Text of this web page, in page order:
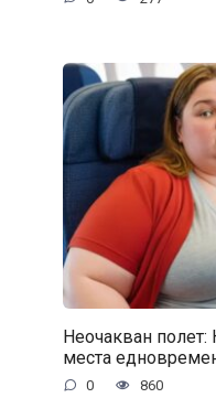
Неочакван
места
0 860